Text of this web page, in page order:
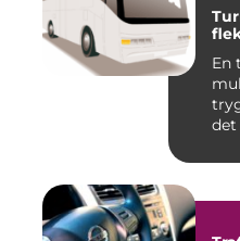
En
det